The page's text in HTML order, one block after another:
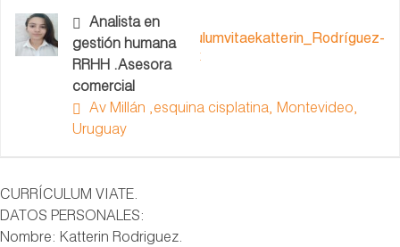
Curriculumvitaekatterin_Rodríguez-
2.docx
Analista en
gestión humana
RRHH .Asesora
comercial
Av Millán ,esquina cisplatina, Montevideo,
Uruguay
CURRÍCULUM VIATE.
DATOS PERSONALES:
Nombre: Katterin Rodriguez.